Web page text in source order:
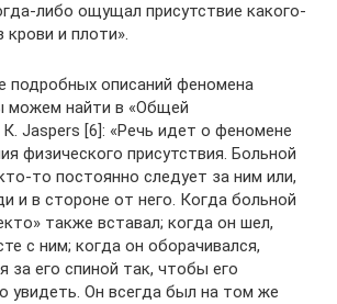
либо ощущал присутствие какого-
крови и плоти».
подробных описаний феномена
можем найти в «Общей
К. Jaspers [6]: «Речь идет о феномене
физического присутствия. Больной
то постоянно следует за ним или,
и в стороне от него. Когда больной
также вставал; когда он шел,
с ним; когда он оборачивался,
за его спиной так, чтобы его
увидеть. Он всегда был на том же